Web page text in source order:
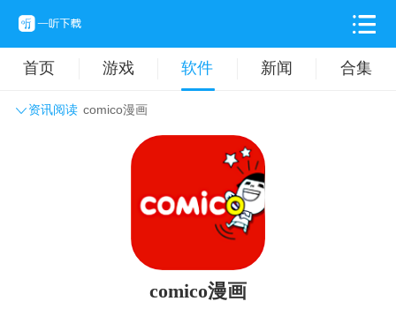
首页 游戏 软件 新闻 合集
资讯阅读 comico漫画
主题壁纸 旅游出行
时尚购物
comico漫画